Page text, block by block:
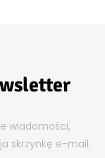
wiadomości,
skrzynkę e-mail.